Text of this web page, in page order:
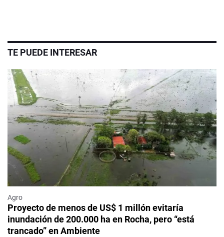
TE PUEDE INTERESAR
Agro
Proyecto de menos de US$ 1 millón evitaría
inundación de 200.000 ha en Rocha, pero “está
trancado” en Ambiente